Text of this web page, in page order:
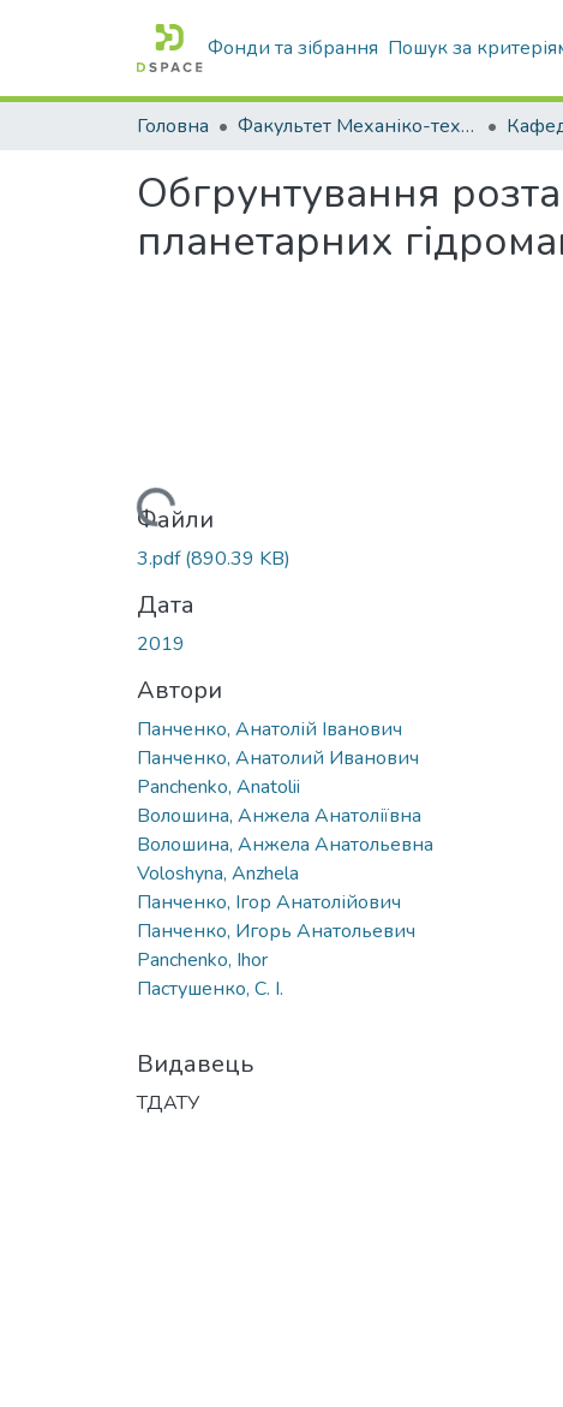
Фонди та зібрання Пошук за
Головна Факультет Механіко-технологічний
Обгрунтування
планетарних
Вантажиться...
Файли
3.pdf(890.39 KB)
Дата
2019
Автори
Панченко, Анатолій Іванович
Панченко, Анатолий Иванович
Panchenko, Anatolii
Волошина, Анжела Анатоліївна
Волошина, Анжела Анатольевна
Voloshyna, Anzhela
Панченко, Ігор Анатолійович
Панченко, Игорь Анатольевич
Panchenko, Ihor
Пастушенко, С. І.
Видавець
ТДАТУ